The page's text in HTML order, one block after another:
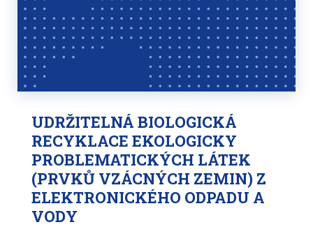
UDRŽITELNÁ BIOLOGICKÁ
RECYKLACE EKOLOGICKY
PROBLEMATICKÝCH LÁTEK
(PRVKŮ VZÁCNÝCH ZEMIN) Z
ELEKTRONICKÉHO ODPADU A
VODY